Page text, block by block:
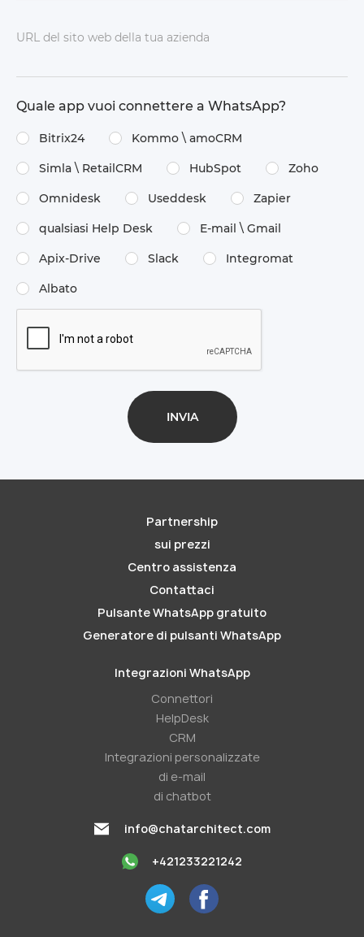
URL del sito web della tua azienda
Quale app vuoi connettere a WhatsApp?
Bitrix24 Kommo \​ amoCRM
Simla \​ RetailCRM HubSpot Zoho
Omnidesk Useddesk Zapier
qualsiasi Help Desk E-mail \​ Gmail
Apix-Drive Slack Integromat
Albato
Partnership
sui prezzi
Centro assistenza
Contattaci
Pulsante WhatsApp gratuito
Generatore di pulsanti WhatsApp
Integrazioni WhatsApp
Connettori
HelpDesk
CRM
Integrazioni personalizzate
di e-mail
di chatbot
info@chatarchitect.com
+421233221242